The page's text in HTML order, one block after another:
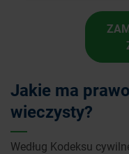
Jakie ma
wieczysty?
Według Kodeksu